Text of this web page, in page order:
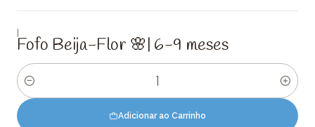
|
Fofo Beija-Flor 🌸| 6-9 meses
Quantidade
Adicionar ao Carrinho